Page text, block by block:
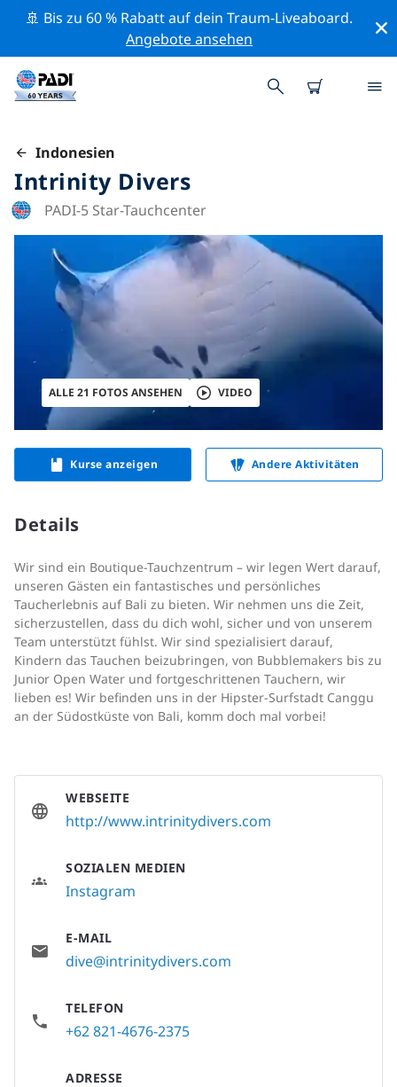
🚢 Bis zu 60 % Rabatt auf dein Traum-Liveaboard.
Angebote ansehen
Indonesien
Intrinity Divers
PADI-5 Star-Tauchcenter
ALLE 21 FOTOS ANSEHEN VIDEO
Kurse anzeigen Andere Aktivitäten
Details
Wir sind ein Boutique-Tauchzentrum – wir legen Wert darauf,
unseren Gästen ein fantastisches und persönliches
Taucherlebnis auf Bali zu bieten. Wir nehmen uns die Zeit,
sicherzustellen, dass du dich wohl, sicher und von unserem
Team unterstützt fühlst. Wir sind spezialisiert darauf,
Kindern das Tauchen beizubringen, von Bubblemakers bis zu
Junior Open Water und fortgeschrittenen Tauchern, wir
lieben es! Wir befinden uns in der Hipster-Surfstadt Canggu
an der Südostküste von Bali, komm doch mal vorbei!
WEBSEITE
http://www.intrinitydivers.com
SOZIALEN MEDIEN
Instagram
E-MAIL
dive@intrinitydivers.com
TELEFON
+62 821-4676-2375
ADRESSE